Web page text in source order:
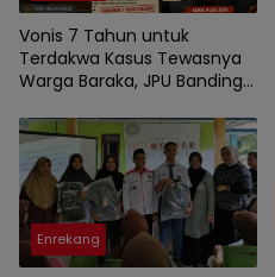
Vonis 7 Tahun untuk
Terdakwa Kasus Tewasnya
Warga Baraka, JPU Banding
Enrekang